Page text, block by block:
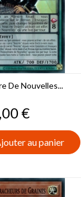
De Nouvelles...
€
au panier